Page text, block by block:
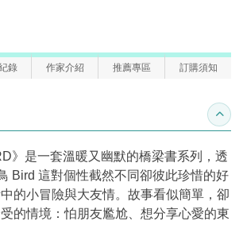
錄 作家介紹 推薦專區 訂購須知
收合
》是一套溫暖又幽默的橋梁書系列，透
Bird 這對個性截然不同卻彼此珍惜的好
的小冒險與大友情。故事看似簡單，卻
的情境：怕朋友尷尬、想分享心愛的東